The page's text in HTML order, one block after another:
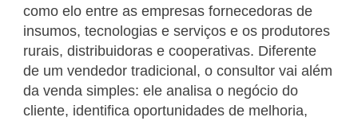
como elo entre as empresas fornecedoras de
insumos, tecnologias e serviços e os produtores
rurais, distribuidoras e cooperativas. Diferente
de um vendedor tradicional, o consultor vai além
da venda simples: ele analisa o negócio do
cliente, identifica oportunidades de melhoria,